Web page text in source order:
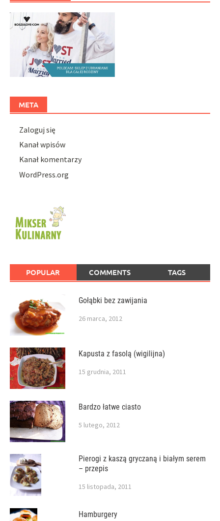
META
Zaloguj się
Kanał wpisów
Kanał komentarzy
WordPress.org
POPULAR COMMENTS TAGS
Gołąbki bez zawijania
26 marca, 2012
Kapusta z fasolą (wigilijna)
15 grudnia, 2011
Bardzo łatwe ciasto
5 lutego, 2012
Pierogi z kaszą gryczaną i białym serem
– przepis
15 listopada, 2011
Hamburgery